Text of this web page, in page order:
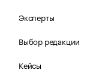
Эксперты
Выбор редакции
Кейсы